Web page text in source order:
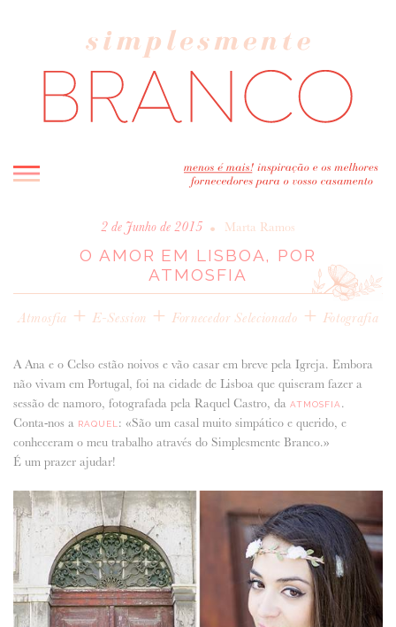
INICIO
BLOG
MELHOR INSPIRAÇÃO
ENTREVISTAS
CASAVA-ME AQUI!
FORNECEDORES RECOMENDADOS
ANUNCIE CONNOSCO
2 de Junho de 2015 • Marta Ramos
O AMOR EM LISBOA, POR
ATMOSFIA
Atmosfia + E-Session + Fornecedor Selecionado + Fotografia
A Ana e o Celso estão noivos e vão casar em breve pela Igreja. Embora
não vivam em Portugal, foi na cidade de Lisboa que quiseram fazer a
sessão de namoro, fotografada pela Raquel Castro, da ATMOSFIA .
Conta-nos a
RAQUEL : «São um casal muito simpático e querido, e
conheceram o meu trabalho através do Simplesmente Branco.»
É um prazer ajudar!